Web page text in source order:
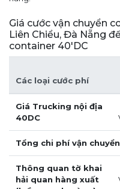
Giá cước vận chuyển
Liên Chiểu, Đà Nẵng
container 40'DC
Các loại cước phí
Giá Trucking nội địa
40DC
Tổng chi phí vận
Thông quan tờ khai
hải quan hàng xuất